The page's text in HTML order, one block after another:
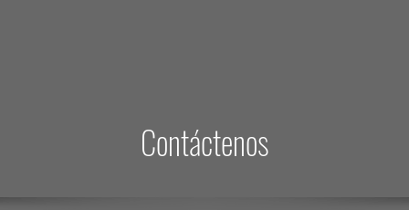
Contáctenos